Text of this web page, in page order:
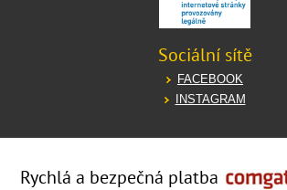
Sociální sítě
FACEBOOK
INSTAGRAM
Rychlá a bezpečná platba